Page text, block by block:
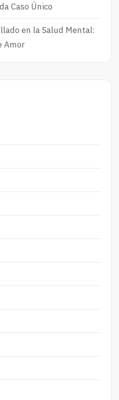
Caso Único
en la Salud Mental:
Amor